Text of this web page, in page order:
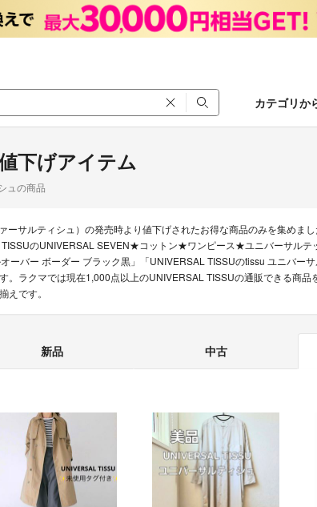
カテゴリか
下げアイテム
ュの商品
ーサルティシュ）の発売時より値下げされたお得な商品のみを集めま
のUNIVERSAL SEVEN★コットン★ワンピース★ユニバーサルテ
ーバー ボーダー ブラック黒」「UNIVERSAL TISSUのtissu ユニバ
ラクマでは現在1,000点以上のUNIVERSAL TISSUの通販できる商品
えです。
新品 中古